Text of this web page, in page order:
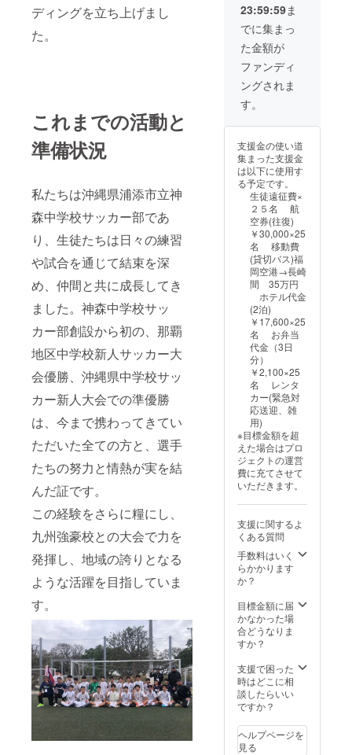
ディングを立ち上げまし
た。
これまでの活動と
準備状況
私たちは沖縄県浦添市立神
森中学校サッカー部であ
り、生徒たちは日々の練習
や試合を通じて結束を深
め、仲間と共に成長してき
ました。神森中学校サッ
カー部創設から初の、那覇
地区中学校新人サッカー大
会優勝、沖縄県中学校サッ
カー新人大会での準優勝
は、今まで携わってきてい
ただいた全ての方と、選手
たちの努力と情熱が実を結
んだ証です。
この経験をさらに糧にし、
九州強豪校との大会で力を
発揮し、地域の誇りとなる
ような活躍を目指していま
す。
23:59:59ま
でに集まっ
た金額が
ファンディ
ングされま
す。
支援金の使い道
集まった支援金
は以下に使用す
る予定です。
生徒遠征費×
２５名 航
空券(往復)
￥30,000×25
名 移動費
(貸切バス)福
岡空港→長崎
間 35万円
ホテル代金
(2泊)
￥17,600×25
名 お弁当
代金（3日
分）
￥2,100×25
名 レンタ
カー(緊急対
応送迎、雑
用)
※目標金額を超
えた場合はプロ
ジェクトの運営
費に充てさせて
いただきます。
支援に関するよ
くある質問
手数料はいく
らかかります
か？
目標金額に届
かなかった場
合どうなりま
すか？
支援で困った
時はどこに相
談したらいい
ですか？
ヘルプページを
見る